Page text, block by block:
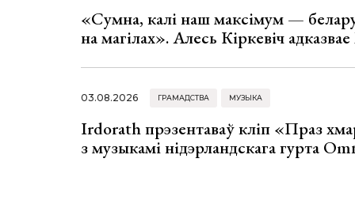
«Сумна, калі наш максімум —
на магілах». Алесь Кіркевіч
03.08.2026 ГРАМАДСТВА МУЗЫКА
Irdorath прэзентаваў кліп «Праз
з музыкамі нідэрландскага гурта